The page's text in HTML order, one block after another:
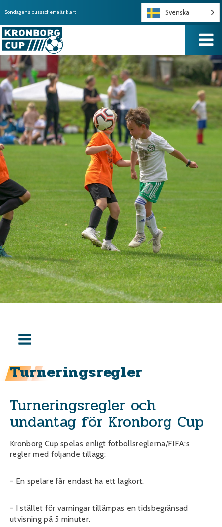
Söndagens bussschema är klart Svenska
Turneringsregler
Turneringsregler och
undantag för Kronborg Cup
Kronborg Cup spelas enligt fotbollsreglerna/FIFA:s
regler med följande tillägg:
- En spelare får endast ha ett lagkort.
- I stället för varningar tillämpas en tidsbegränsad
utvisning på 5 minuter.